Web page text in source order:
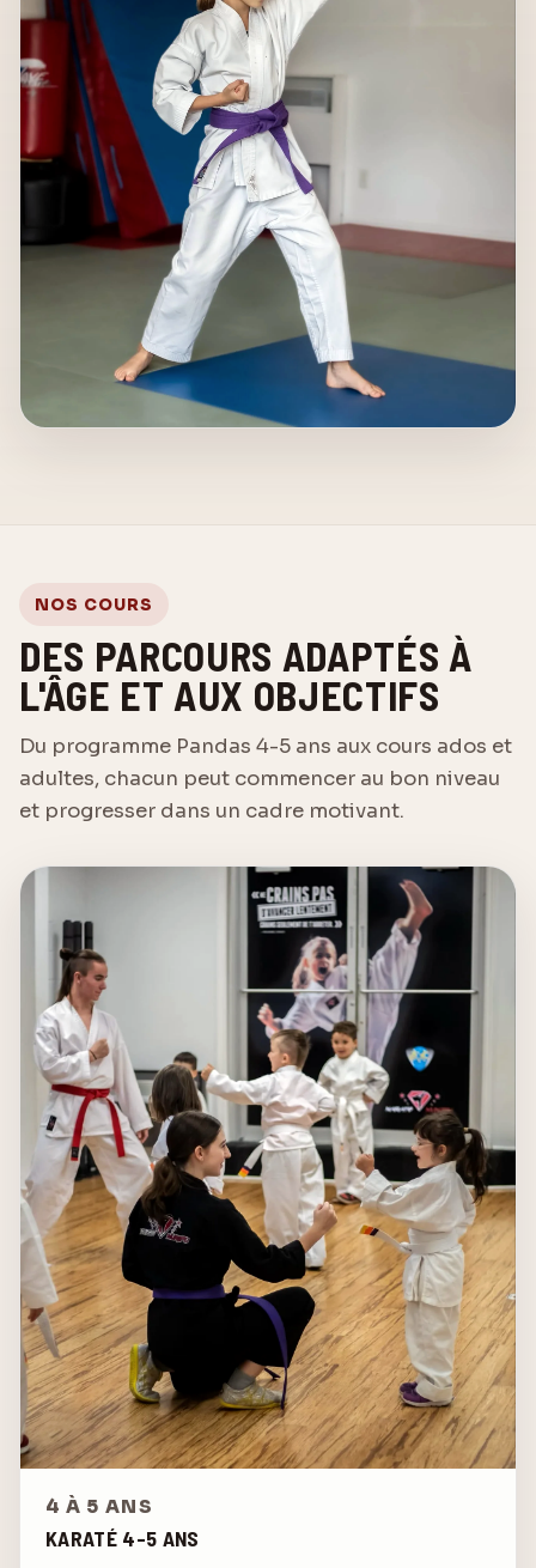
NOS COURS
DES PARCOURS ADAPTÉS À
L'ÂGE ET AUX OBJECTIFS
Du programme Pandas 4-5 ans aux cours ados et
adultes, chacun peut commencer au bon niveau
et progresser dans un cadre motivant.
4 À 5 ANS
KARATÉ 4-5 ANS